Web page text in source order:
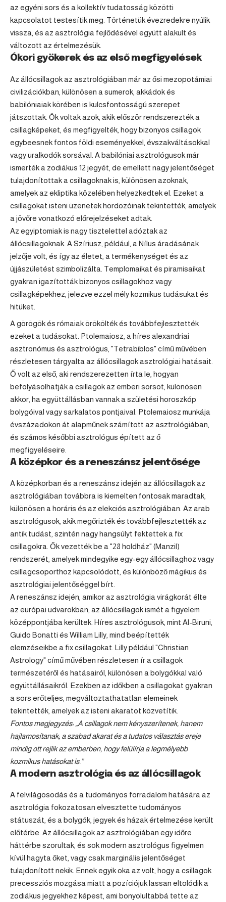
az egyéni sors és a kollektív tudatosság közötti
kapcsolatot testesítik meg. Történetük évezredekre nyúlik
vissza, és az asztrológia fejlődésével együtt alakult és
változott az értelmezésük.
Ókori gyökerek és az első megfigyelések
Az állócsillagok az asztrológiában már az ősi mezopotámiai
civilizációkban, különösen a sumerok, akkádok és
babilóniaiak körében is kulcsfontosságú szerepet
játszottak. Ők voltak azok, akik először rendszerezték a
csillagképeket, és megfigyelték, hogy bizonyos csillagok
egybeesnek fontos földi eseményekkel, évszakváltásokkal
vagy uralkodók sorsával. A babilóniai asztrológusok már
ismerték a zodiákus 12 jegyét, de emellett nagy jelentőséget
tulajdonítottak a csillagoknak is, különösen azoknak,
amelyek az ekliptika közelében helyezkedtek el. Ezeket a
csillagokat isteni üzenetek hordozóinak tekintették, amelyek
a jövőre vonatkozó előrejelzéseket adtak.
Az egyiptomiak is nagy tisztelettel adóztak az
állócsillagoknak. A Szíriusz, például, a Nílus áradásának
jelzője volt, és így az életet, a termékenységet és az
újjászületést szimbolizálta. Templomaikat és piramisaikat
gyakran igazították bizonyos csillagokhoz vagy
csillagképekhez, jelezve ezzel mély kozmikus tudásukat és
hitüket.
A görögök és rómaiak örökölték és továbbfejlesztették
ezeket a tudásokat. Ptolemaiosz, a híres alexandriai
asztronómus és asztrológus, "Tetrabiblos" című művében
részletesen tárgyalta az állócsillagok asztrológiai hatásait.
Ő volt az első, aki rendszerezetten írta le, hogyan
befolyásolhatják a csillagok az emberi sorsot, különösen
akkor, ha együttállásban vannak a születési horoszkóp
bolygóival vagy sarkalatos pontjaival. Ptolemaiosz munkája
évszázadokon át alapműnek számított az asztrológiában,
és számos későbbi asztrológus épített az ő
megfigyeléseire.
A középkor és a reneszánsz jelentősége
A középkorban és a reneszánsz idején az állócsillagok az
asztrológiában továbbra is kiemelten fontosak maradtak,
különösen a horáris és az elekciós asztrológiában. Az arab
asztrológusok, akik megőrizték és továbbfejlesztették az
antik tudást, szintén nagy hangsúlyt fektettek a fix
csillagokra. Ők vezették be a "28 holdház" (Manzil)
rendszerét, amelyek mindegyike egy-egy állócsillaghoz vagy
csillagcsoporthoz kapcsolódott, és különböző mágikus és
asztrológiai jelentőséggel bírt.
A reneszánsz idején, amikor az asztrológia virágkorát élte
az európai udvarokban, az állócsillagok ismét a figyelem
középpontjába kerültek. Híres asztrológusok, mint Al-Biruni,
Guido Bonatti és William Lilly, mind beépítették
elemzéseikbe a fix csillagokat. Lilly például "Christian
Astrology" című művében részletesen ír a csillagok
természetéről és hatásairól, különösen a bolygókkal való
együttállásaikról. Ezekben az időkben a csillagokat gyakran
a sors erőteljes, megváltoztathatatlan elemeinek
tekintették, amelyek az isteni akaratot közvetítik.
Fontos megjegyzés: „A csillagok nem kényszerítenek, hanem
hajlamosítanak; a szabad akarat és a tudatos választás ereje
mindig ott rejlik az emberben, hogy felülírja a legmélyebb
kozmikus hatásokat is.”
A modern asztrológia és az állócsillagok
A felvilágosodás és a tudományos forradalom hatására az
asztrológia fokozatosan elvesztette tudományos
státuszát, és a bolygók, jegyek és házak értelmezése került
előtérbe. Az állócsillagok az asztrológiában egy időre
háttérbe szorultak, és sok modern asztrológus figyelmen
kívül hagyta őket, vagy csak marginális jelentőséget
tulajdonított nekik. Ennek egyik oka az volt, hogy a csillagok
precessziós mozgása miatt a pozíciójuk lassan eltolódik a
zodiákus jegyekhez képest, ami bonyolultabbá tette az